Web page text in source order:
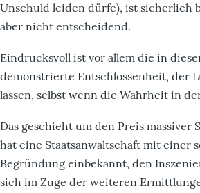
Unschuld leiden dürfe), ist sicherlich
aber nicht entscheidend.
Eindrucksvoll ist vor allem die in
demonstrierte Entschlossenheit, der
lassen, selbst wenn die Wahrheit in
Das geschieht um den Preis massiver
hat eine Staatsanwaltschaft mit einer
Begründung einbekannt, den
sich im Zuge der weiteren